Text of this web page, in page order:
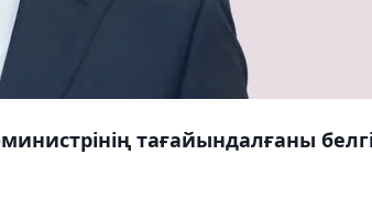
тағайындалғаны